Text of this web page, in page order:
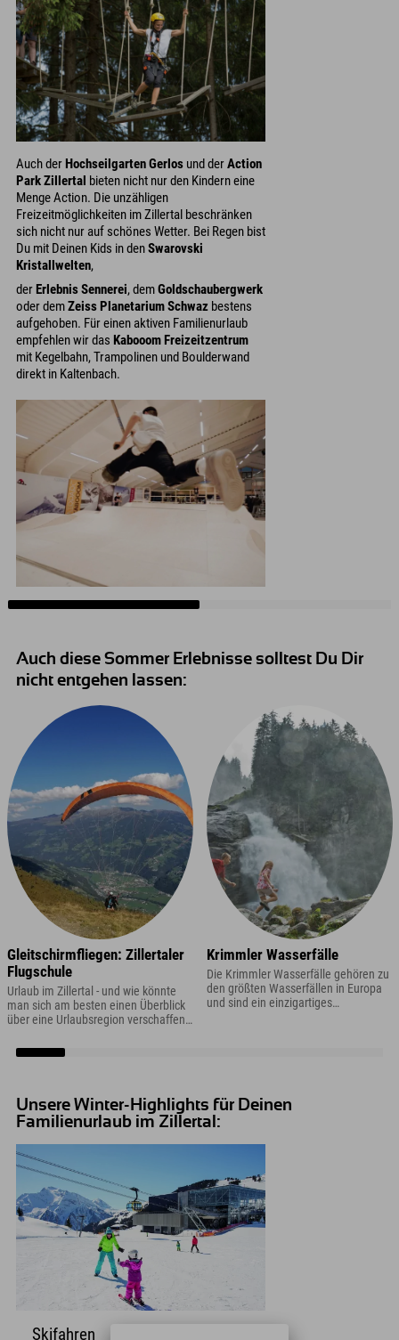
Auch der Hochseilgarten Gerlos und derAction
Park Zillertal bieten nicht nur den Kindern eine
Menge Action. Die unzähligen
Freizeitmöglichkeiten im Zillertal beschränken
sich nicht nur auf schönes Wetter. Bei Regen bist
Du mit Deinen Kids in denSwarovski
Kristallwelten,
derErlebnis Sennerei, demGoldschaubergwerk
oder demZeiss Planetarium Schwaz bestens
aufgehoben. Für einen aktiven Familienurlaub
empfehlen wir das Kabooom Freizeitzentrum
mit Kegelbahn, Trampolinen und Boulderwand
direkt in Kaltenbach.
Auch diese Sommer Erlebnisse solltest Du Dir
nicht entgehen lassen:
Gleitschirmfliegen: Zillertaler
Flugschule
Urlaub im Zillertal - und wie könnte
man sich am besten einen Überblick
über eine Urlaubsregion verschaffen?!
Krimmler Wasserfälle
Die Krimmler Wasserfälle gehören zu
den größten Wasserfällen in Europa
und sind ein einzigartiges
Unsere Winter-Highlights für Deinen
Familienurlaub im Zillertal:
Skifahren